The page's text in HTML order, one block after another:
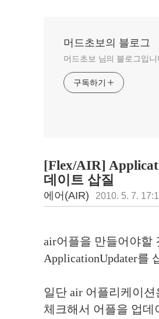
머드초보의 블로그
머드초보 님의 블로그입니
구독하기
[Flex/AIR]
데이트 삽질
에어(AIR) 2010. 5. 7.
air어플을 만들어야할
ApplicationUpdater를
일단 air 어플리케이
체크해서 어플을 업데